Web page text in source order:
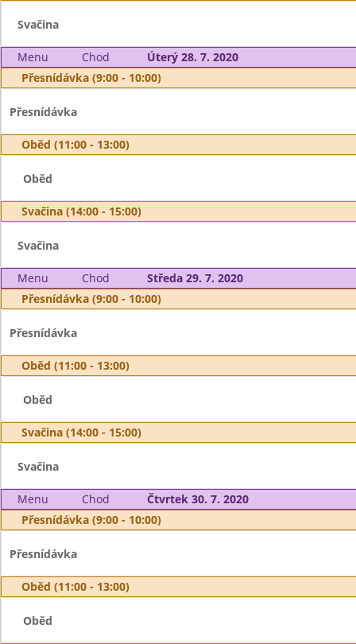
Svačina
Menu Chod
Úterý 28. 7. 2020
Přesnídávka (9:00 - 10:00)
Přesnídávka
Oběd (11:00 - 13:00)
Oběd
Svačina (14:00 - 15:00)
Svačina
Menu Chod
Středa 29. 7. 2020
Přesnídávka (9:00 - 10:00)
Přesnídávka
Oběd (11:00 - 13:00)
Oběd
Svačina (14:00 - 15:00)
Svačina
Menu Chod
Čtvrtek 30. 7. 2020
Přesnídávka (9:00 - 10:00)
Přesnídávka
Oběd (11:00 - 13:00)
Oběd